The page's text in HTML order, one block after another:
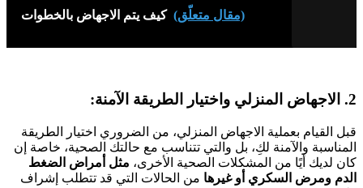
(مقال متعلّق) كيف يتم الاجهاض بالخطوات
2. الاجهاض المنزلي واختيار الطريقة الآمنة:
قبل القيام بعملية الاجهاض المنزلي، من الضروري اختيار الطريقة
المناسبة والآمنة لكِ، بل والتي تتناسب مع حالتك الصحية، خاصة إن
كان لديك أيًا من المشكلات الصحية الأخرى، مثل أمراض الضغط
الدم ومرض السكري أو غيرها من الحالات التي قد تتطلب إشراف